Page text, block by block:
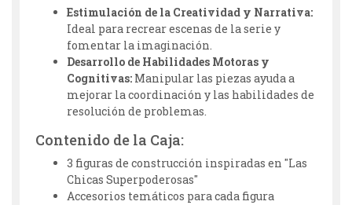
Estimulación de la Creatividad y Narrativa:
Ideal para recrear escenas de la serie y
fomentar la imaginación.
Desarrollo de Habilidades Motoras y
Cognitivas: Manipular las piezas ayuda a
mejorar la coordinación y las habilidades de
resolución de problemas.
Contenido de la Caja:
3 figuras de construcción inspiradas en "Las
Chicas Superpoderosas"
Accesorios temáticos para cada figura